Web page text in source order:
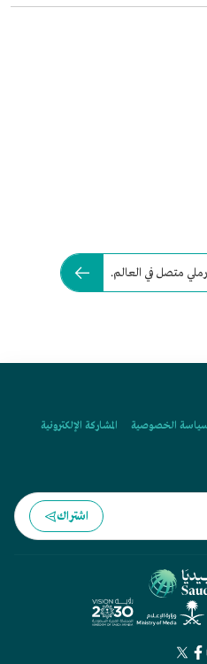
متصل في العالم.
الخصوصية
المشاركة الإلكترونية
اشتراك